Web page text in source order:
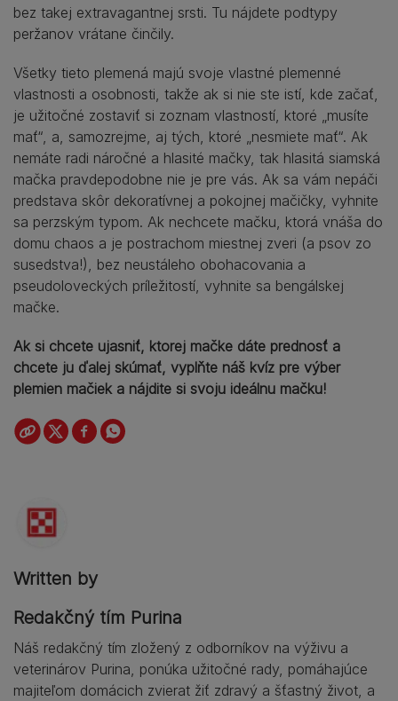
bez takej extravagantnej srsti. Tu nájdete podtypy
peržanov vrátane činčily.
Všetky tieto plemená majú svoje vlastné plemenné
vlastnosti a osobnosti, takže ak si nie ste istí, kde začať,
je užitočné zostaviť si zoznam vlastností, ktoré „musíte
mať“, a, samozrejme, aj tých, ktoré „nesmiete mať“. Ak
nemáte radi náročné a hlasité mačky, tak hlasitá siamská
mačka pravdepodobne nie je pre vás. Ak sa vám nepáči
predstava skôr dekoratívnej a pokojnej mačičky, vyhnite
sa perzským typom. Ak nechcete mačku, ktorá vnáša do
domu chaos a je postrachom miestnej zveri (a psov zo
susedstva!), bez neustáleho obohacovania a
pseudoloveckých príležitostí, vyhnite sa bengálskej
mačke.
Ak si chcete ujasniť, ktorej mačke dáte prednosť a
chcete ju ďalej skúmať, vyplňte náš kvíz pre výber
plemien mačiek a nájdite si svoju ideálnu mačku!
Written by
Redakčný tím Purina
Náš redakčný tím zložený z odborníkov na výživu a
veterinárov Purina, ponúka užitočné rady, pomáhajúce
majiteľom domácich zvierat žiť zdravý a šťastný život, a